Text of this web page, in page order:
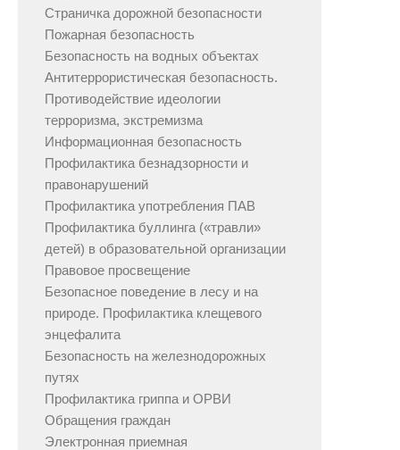
Страничка дорожной безопасности
Пожарная безопасность
Безопасность на водных объектах
Антитеррористическая безопасность.
Противодействие идеологии
терроризма, экстремизма
Информационная безопасность
Профилактика безнадзорности и
правонарушений
Профилактика употребления ПАВ
Профилактика буллинга («травли»
детей) в образовательной организации
Правовое просвещение
Безопасное поведение в лесу и на
природе. Профилактика клещевого
энцефалита
Безопасность на железнодорожных
путях
Профилактика гриппа и ОРВИ
Обращения граждан
Электронная приемная